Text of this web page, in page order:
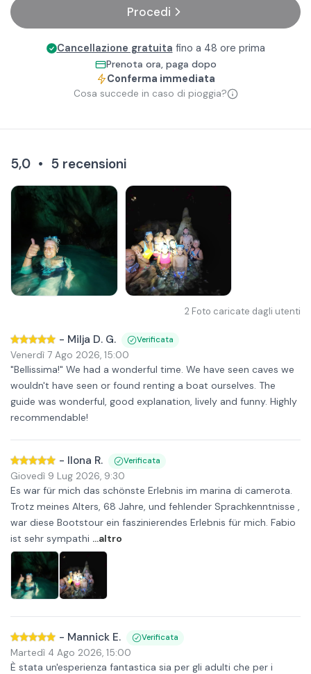
Procedi
Cancellazione gratuita fino a 48 ore prima
Prenota ora, paga dopo
Conferma immediata
Cosa succede in caso di pioggia?
5,0 • 5 recensioni
2 Foto caricate dagli utenti
- Milja D. G. Verificata
Venerdì 7 Ago 2026, 15:00
"Bellissima!" We had a wonderful time. We have seen caves we
wouldn't have seen or found renting a boat ourselves. The
guide was wonderful, good explanation, lively and funny. Highly
recommendable!
- Ilona R. Verificata
Giovedì 9 Lug 2026, 9:30
Es war für mich das schönste Erlebnis im marina di camerota.
Trotz meines Alters, 68 Jahre, und fehlender Sprachkenntnisse ,
war diese Bootstour ein faszinierendes Erlebnis für mich. Fabio
ist sehr sympathi ...altro
- Mannick E. Verificata
Martedì 4 Ago 2026, 15:00
È stata un'esperienza fantastica sia per gli adulti che per i